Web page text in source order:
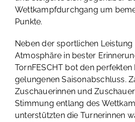
Wettkampfdurchgang um
Punkte.
Neben der sportlichen
Atmosphäre in bester
TornFESCHT bot den perfekten
gelungenen Saisonabschluss.
Zuschauerinnen und
Stimmung entlang des
unterstützten die Turnerinnen